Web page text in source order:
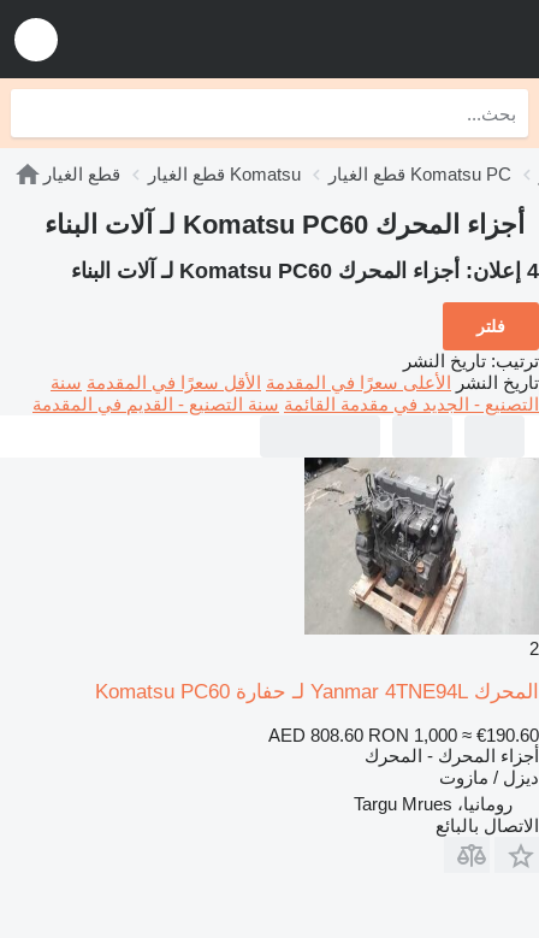
قطع الغيار قطع الغيار Komatsu قطع الغيار Komatsu PC
أجزاء المحرك Komatsu PC60 لـ آلات البناء
4 إعلان: أجزاء المحرك Komatsu PC60 لـ آلات البناء
فلتر
ترتيب: تاريخ النشر
تاريخ النشر الأعلى سعرًا في المقدمة الأقل سعرًا في المقدمة سنة
التصنيع - الجديد في مقدمة القائمة سنة التصنيع - القديم في المقدمة
2
المحرك Yanmar 4TNE94L لـ حفارة Komatsu PC60
AED 808.60 RON 1,000 ≈ €190.60
أجزاء المحرك - المحرك
ديزل / مازوت
رومانيا، Targu Mrues
الاتصال بالبائع